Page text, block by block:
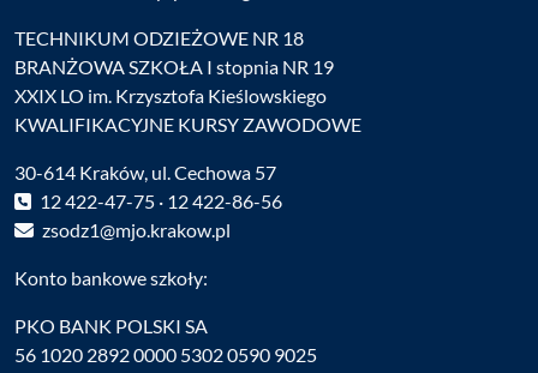
TECHNIKUM ODZIEŻOWE NR 18
BRANŻOWA SZKOŁA I stopnia NR 19
XXIX LO im. Krzysztofa Kieślowskiego
KWALIFIKACYJNE KURSY ZAWODOWE
30-614 Kraków, ul. Cechowa 57
12 422-47-75 · 12 422-86-56
zsodz1@mjo.krakow.pl
Konto bankowe szkoły:
PKO BANK POLSKI SA
56 1020 2892 0000 5302 0590 9025